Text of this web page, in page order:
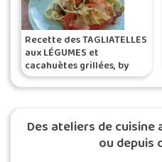
Recette des TAGLIATELLES
aux LÉGUMES et
cacahuètes grillées, by
Tatie Maryse
Des ateliers de
ou depuis